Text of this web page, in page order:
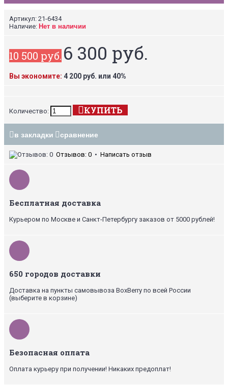
Артикул: 21-6434
Наличие: Нет в наличии
10 500 руб. 6 300 руб.
Вы экономите: 4 200 руб. или 40%
Количество: КУПИТЬ
в закладки сравнение
Отзывов: 0 • Написать отзыв
Бесплатная доставка
Курьером по Москве и Санкт-Петербургу заказов от 5000 рублей!
650 городов доставки
Доставка на пункты самовывоза BoxBerry по всей России
(выберите в корзине)
Безопасная оплата
Оплата курьеру при получении! Никаких предоплат!